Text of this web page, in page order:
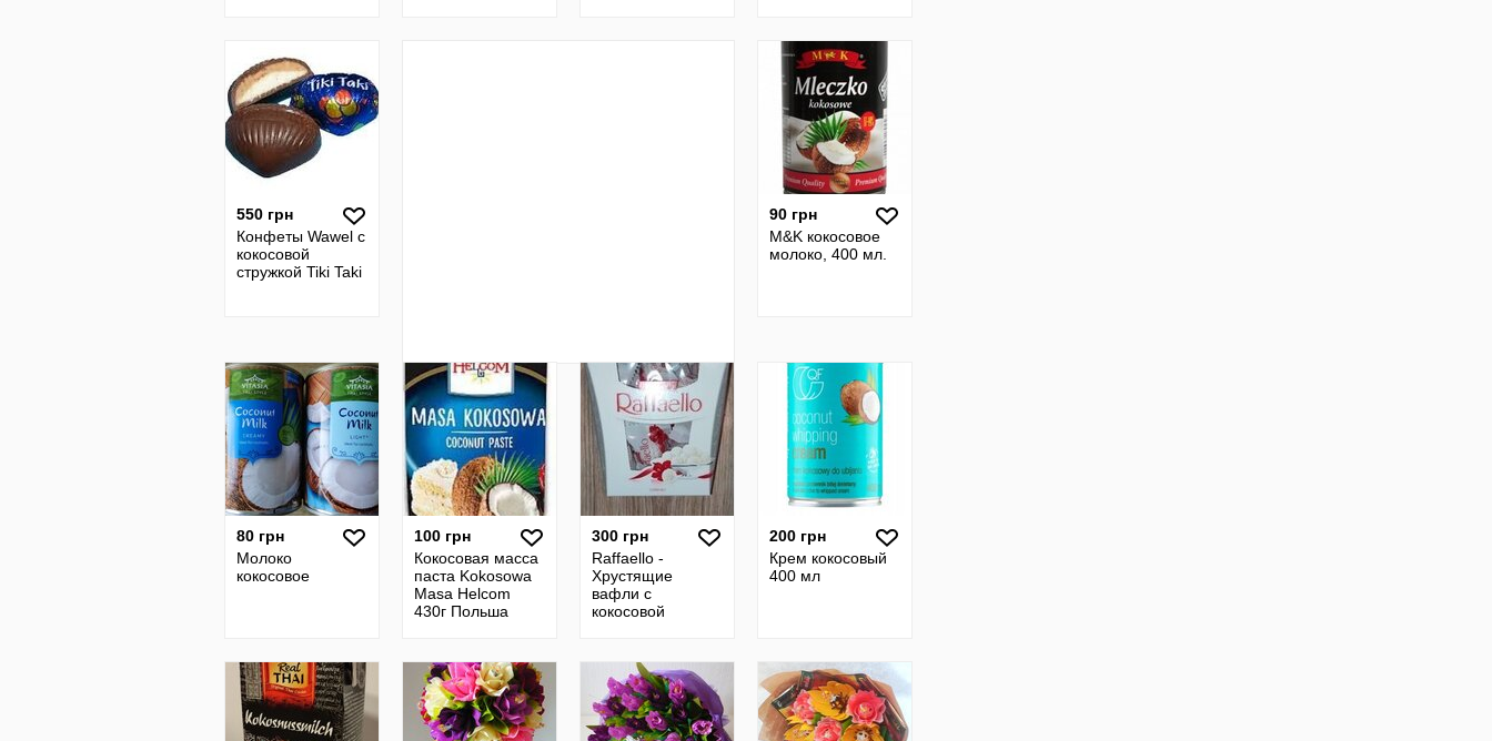
550 грн
Конфеты Wawel с
кокосовой
стружкой Tiki Taki
90 грн
M&K кокосовое
молоко, 400 мл.
80 грн
Молоко
кокосовое
100 грн
Кокосовая масса
паста Kokosowa
Masa Helcom
430г Польша
300 грн
Raffaello -
Хрустящие
вафли с
кокосовой
миндалем внутри
200 грн
Крем кокосовый
400 мл